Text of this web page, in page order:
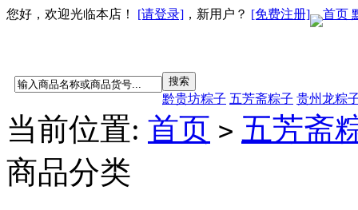
您好，欢迎光临本店！ [请登录] ，新用户？ [免费注册] 首页
黔贵坊粽子 五芳斋粽子 贵州龙粽
当前位置: 首页 > 五芳斋
商品分类